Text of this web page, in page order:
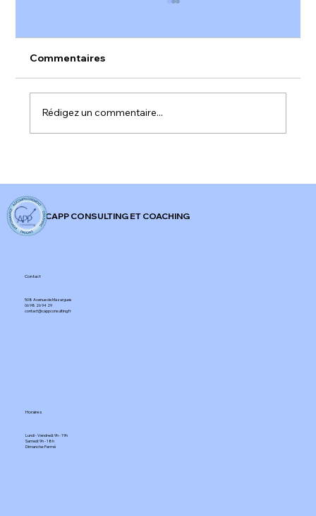
𝐅𝐫𝐚𝐧𝐜𝐞 !
Commentaires
Rédigez un commentaire...
CAPP CONSULTING ET COACHING
Contact
508 Avenue de Mazargues​
06 98 26 94 29​
contact@cappconsulting.fr
Horaires
Lundi - Vendredi: 9h - 19h
Samedi: 9h - 18h
Dimanche: Fermé​